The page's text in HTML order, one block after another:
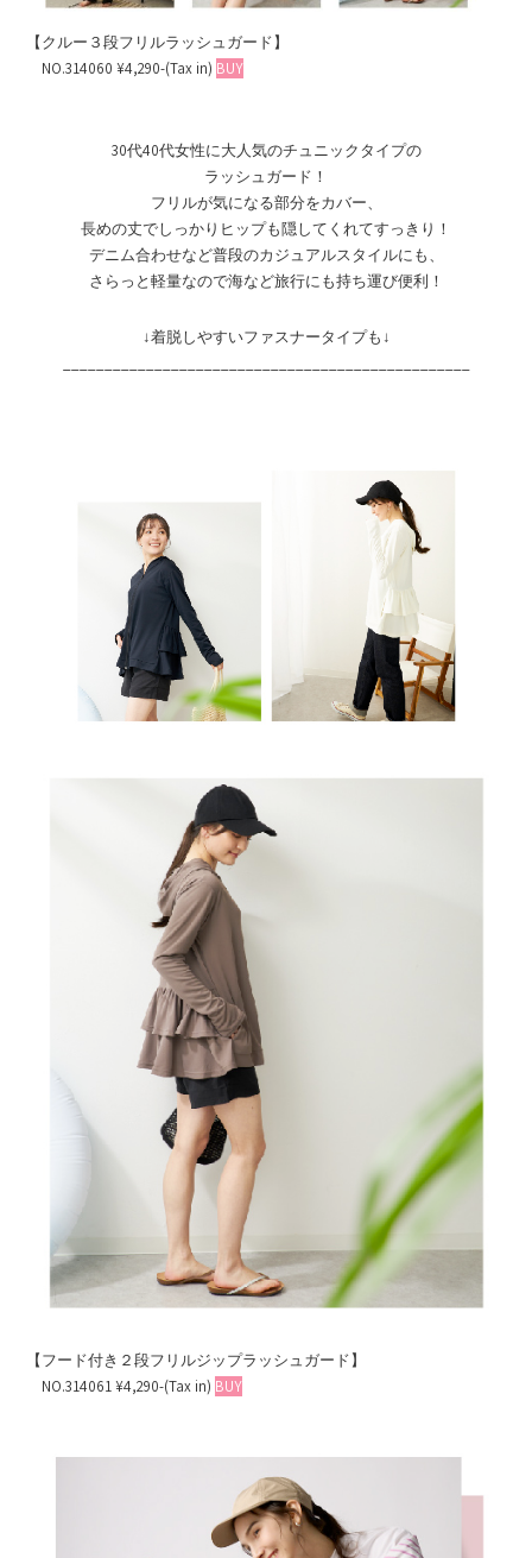
【クルー３段フリルラッシュガード】
NO.314060 ¥4,290-(Tax in) BUY
30代40代女性に大人気のチュニックタイプの
ラッシュガード！
フリルが気になる部分をカバー、
長めの丈でしっかりヒップも隠してくれてすっきり！
デニム合わせなど普段のカジュアルスタイルにも、
さらっと軽量なので海など旅行にも持ち運び便利！
↓着脱しやすいファスナータイプも↓
【フード付き２段フリルジップラッシュガード】
NO.314061 ¥4,290-(Tax in) BUY